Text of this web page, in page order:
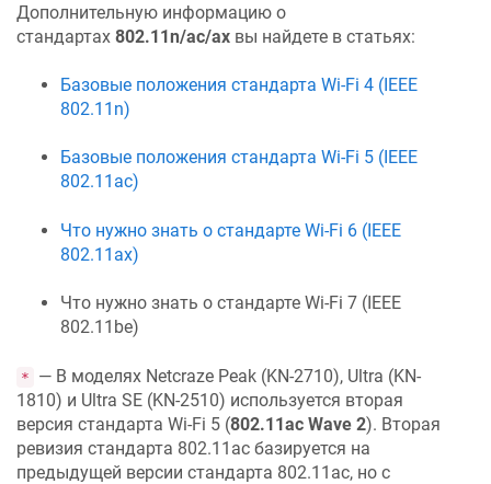
Дополнительную информацию о
стандартах 802.11n/ac/ax вы найдете в статьях:
Базовые положения стандарта Wi-Fi 4 (IEEE
802.11n)
Базовые положения стандарта Wi-Fi 5 (IEEE
802.11ac)
Что нужно знать о стандарте Wi-Fi 6 (IEEE
802.11ax)
Что нужно знать о стандарте Wi-Fi 7 (IEEE
802.11be)
* — В моделях Netcraze Peak (KN-2710), Ultra (KN-
1810) и Ultra SE (KN-2510) используется вторая
версия стандарта Wi-Fi 5 (802.11ac Wave 2). Вторая
ревизия стандарта 802.11ac базируется на
предыдущей версии стандарта 802.11ac, но с